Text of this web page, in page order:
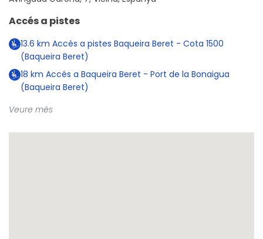
Accés a pistes
13.6 km Accés a pistes Baqueira Beret - Cota 1500
(Baqueira Beret)
18 km Accés a Baqueira Beret - Port de la Bonaigua
(Baqueira Beret)
Veure més